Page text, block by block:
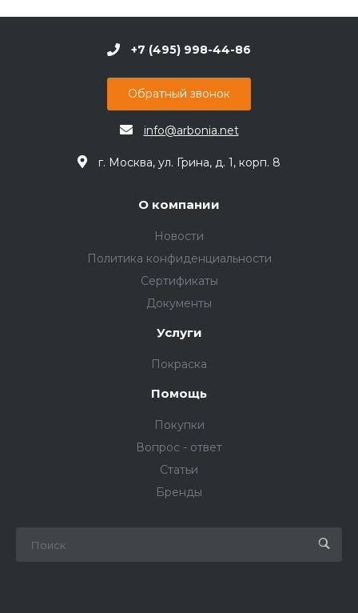
+7 (495) 998-44-86
Обратный звонок
info@arbonia.net
г. Москва, ул. Грина, д. 1, корп. 8
О компании
Новости
Политика конфиденциальности
Сертификаты
Документы
Услуги
Покраска
Помощь
Покупки
Вопрос - ответ
Статьи
Бренды